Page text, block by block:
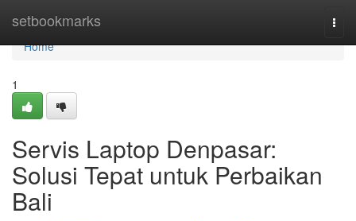
setbookmarks
Home
Home
1
Servis Laptop Denpasar:
Solusi Tepat untuk Perbaikan
Bali